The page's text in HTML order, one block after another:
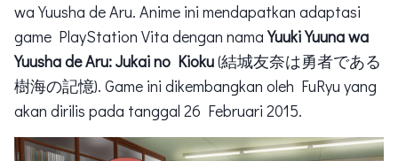
wa Yuusha de Aru. Anime ini mendapatkan adaptasi
game PlayStation Vita dengan namaYuuki Yuuna wa
Yuusha de Aru: Jukai no Kioku(結城友奈は勇者である
樹海の記憶). Game ini dikembangkan oleh FuRyu yang
akan dirilis pada tanggal 26 Februari 2015.